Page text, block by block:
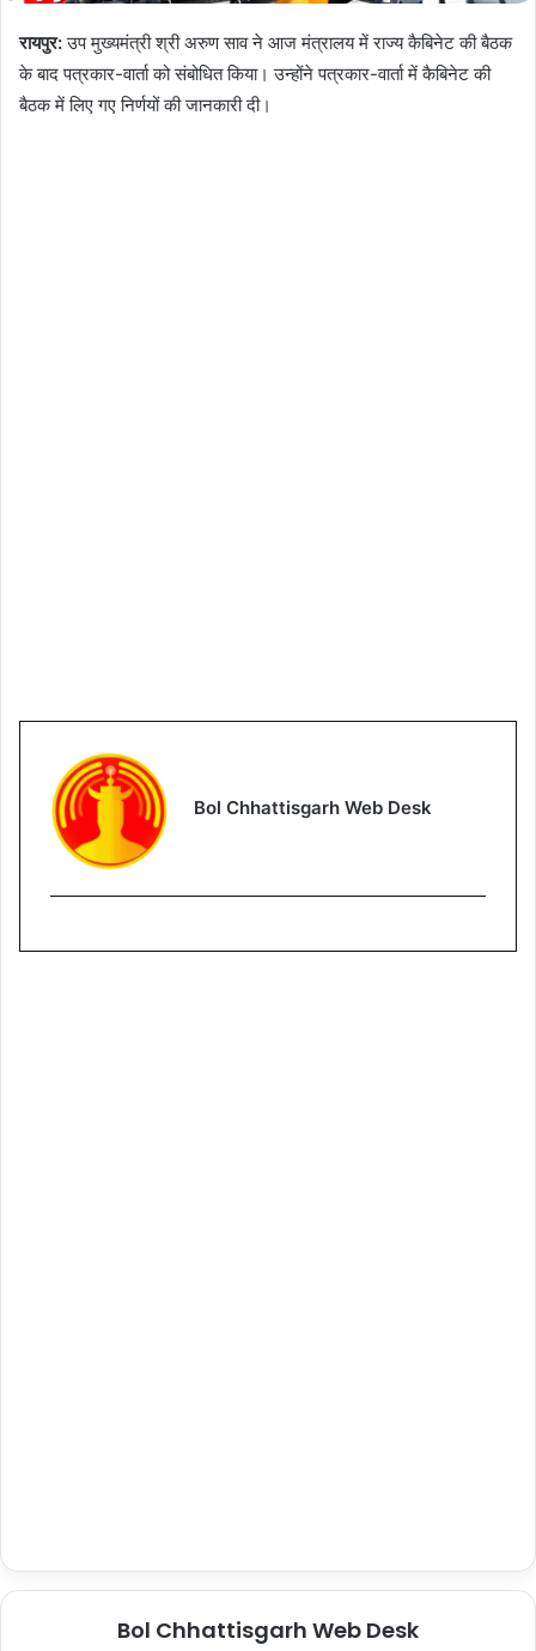
रायपुर:उप मुख्यमंत्री श्री अरुण साव ने आज मंत्रालय में राज्य कैबिनेट की बैठक
के बाद पत्रकार-वार्ता को संबोधित किया। उन्होंने पत्रकार-वार्ता में कैबिनेट की
बैठक में लिए गए निर्णयों की जानकारी दी।
Bol Chhattisgarh Web Desk
Bol Chhattisgarh Web Desk